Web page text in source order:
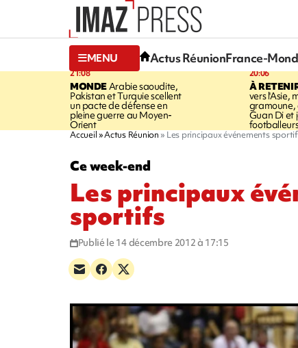
MENU Actus RéunionFrance-
21:08
MONDE Arabie saoudite,
Pakistan et Turquie scellent
un pacte de défense en
pleine guerre au Moyen-
Orient
20:06
À
vers l'Asie,
gramoune,
Guan Di et
Accueil Actus Réunion Les principaux événements
Ce week-end
Les principaux
sportifs
Publié le 14 décembre 2012 à 17:15